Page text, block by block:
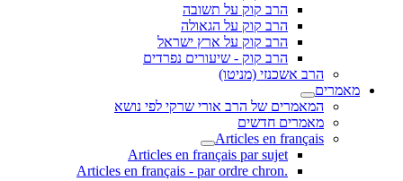
הרב קוק על תשובה
הרב קוק על הגאולה
הרב קוק על ארץ ישראל
הרב קוק - שיעורים נפרדים
הרב אשכנזי (מניטו)
מאמרים
המאמרים של הרב אורי שרקי לפי נושא
מאמרים חדשים
Articles en français
Articles en français par sujet
.Articles en français - par ordre chron